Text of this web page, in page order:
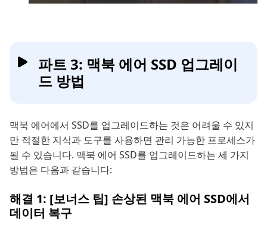
파트 3: 맥북 에어 SSD 업그레이
드 방법
맥북 에어에서 SSD를 업그레이드하는 것은 어려울 수 있지
만 적절한 지식과 도구를 사용하면 관리 가능한 프로세스가
될 수 있습니다. 맥북 에어 SSD를 업그레이드하는 세 가지
방법은 다음과 같습니다:
해결 1: [보너스 팁] 손상된 맥북 에어 SSD에서
데이터 복구